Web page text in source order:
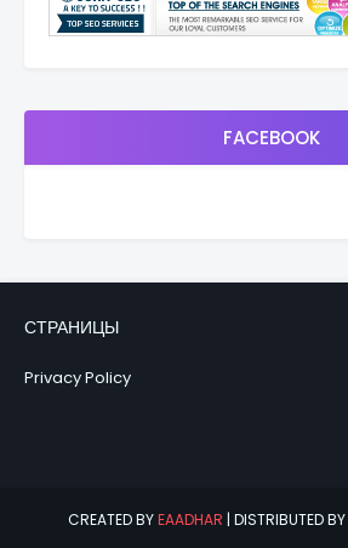
FACEBOOK
СТРАНИЦЫ
Privacy Policy
CREATED BYEAADHAR | DISTRIBUTED BY